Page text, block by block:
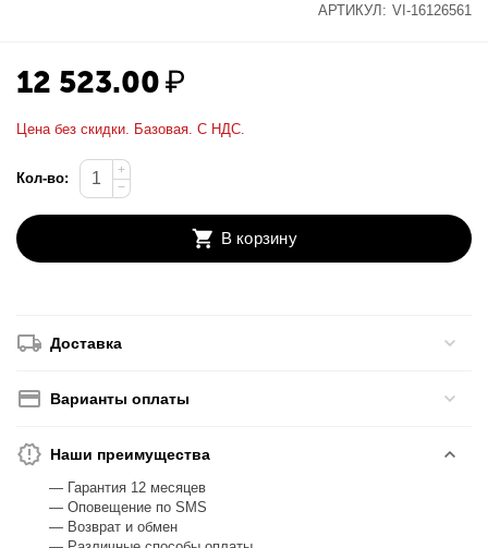
АРТИКУЛ: VI-16126561
12 523.00₽
Цена без скидки. Базовая. С НДС.
Кол-во:
+
−
В корзину
Доставка
Варианты оплаты
Наши преимущества
— Гарантия 12 месяцев
— Оповещение по SMS
— Возврат и обмен